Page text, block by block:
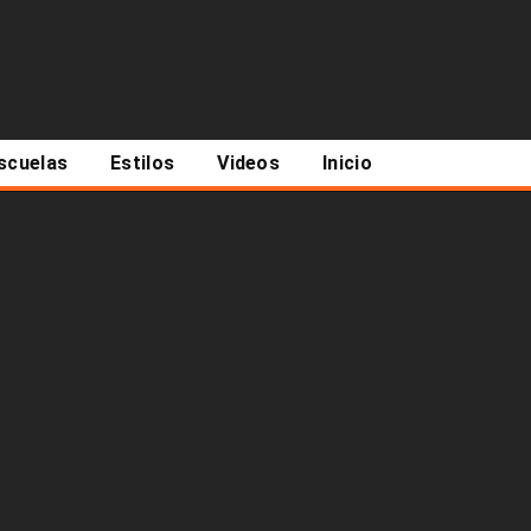
Estilos Videos Inicio